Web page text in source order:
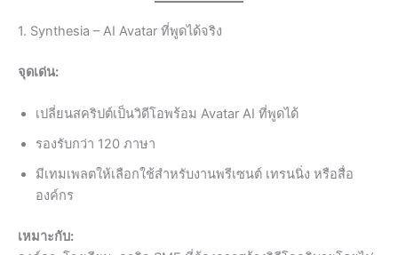
1. Synthesia – AI Avatar ที่พูดได้จริง
จุดเด่น:
เปลี่ยนสคริปต์เป็นวิดีโอพร้อม Avatar AI ที่พูดได้
รองรับกว่า 120 ภาษา
มีเทมเพลตให้เลือกใช้สำหรับงานพรีเซนต์ เทรนนิ่ง หรือสื่อ
องค์กร
เหมาะกับ: